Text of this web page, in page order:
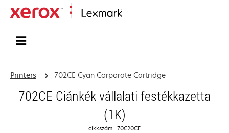
Printers 702CE Cyan Corporate Cartridge
702CE Ciánkék vállalati festékkazetta
(1K)
cikkszám:: 70C20CE